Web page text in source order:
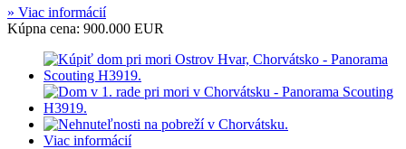
» Viac informácií
Kúpna cena: 900.000 EUR
Viac informácií